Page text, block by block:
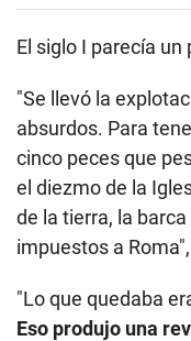
El siglo I parecía
"Se llevó la
absurdos. Para
cinco peces que
el diezmo de la
de la tierra, la
impuestos a
"Lo que quedaba
Eso produjo una